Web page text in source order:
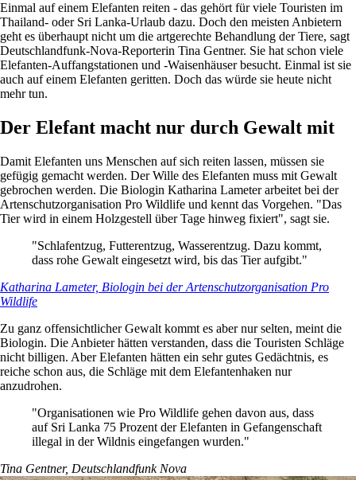
Einmal auf einem Elefanten reiten - das gehört für viele Touristen im
Thailand- oder Sri Lanka-Urlaub dazu. Doch den meisten Anbietern
geht es überhaupt nicht um die artgerechte Behandlung der Tiere, sagt
Deutschlandfunk-Nova-Reporterin Tina Gentner. Sie hat schon viele
Elefanten-Auffangstationen und -Waisenhäuser besucht. Einmal ist sie
auch auf einem Elefanten geritten. Doch das würde sie heute nicht
mehr tun.
Der Elefant macht nur durch Gewalt mit
Damit Elefanten uns Menschen auf sich reiten lassen, müssen sie
gefügig gemacht werden. Der Wille des Elefanten muss mit Gewalt
gebrochen werden. Die Biologin Katharina Lameter arbeitet bei der
Artenschutzorganisation Pro Wildlife und kennt das Vorgehen. "Das
Tier wird in einem Holzgestell über Tage hinweg fixiert", sagt sie.
"Schlafentzug, Futterentzug, Wasserentzug. Dazu kommt,
dass rohe Gewalt eingesetzt wird, bis das Tier aufgibt."
Katharina Lameter, Biologin bei der Artenschutzorganisation Pro
Wildlife
Zu ganz offensichtlicher Gewalt kommt es aber nur selten, meint die
Biologin. Die Anbieter hätten verstanden, dass die Touristen Schläge
nicht billigen. Aber Elefanten hätten ein sehr gutes Gedächtnis, es
reiche schon aus, die Schläge mit dem Elefantenhaken nur
anzudrohen.
"Organisationen wie Pro Wildlife gehen davon aus, dass
auf Sri Lanka 75 Prozent der Elefanten in Gefangenschaft
illegal in der Wildnis eingefangen wurden.​"
Tina Gentner, Deutschlandfunk Nova